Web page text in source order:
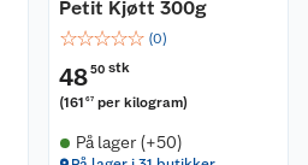
Petit Kjøtt 300g
☆☆☆☆☆ (0)
4850 stk
(161 67 per kilogram)
På lager (+50)